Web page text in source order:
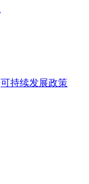
可持续发展政策